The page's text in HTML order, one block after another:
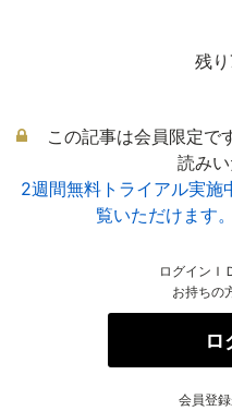
残
この記事は会員限定で
読みい
2週間無料トライアル実施
覧いただけます
ログインＩ
お持ちの
ロ
会員登